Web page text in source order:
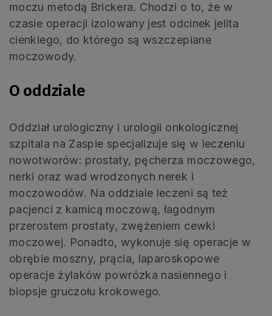
moczu metodą Brickera. Chodzi o to, że w
czasie operacji izolowany jest odcinek jelita
cienkiego, do którego są wszczepiane
moczowody.
O oddziale
Oddział urologiczny i urologii onkologicznej
szpitala na Zaspie specjalizuje się w leczeniu
nowotworów: prostaty, pęcherza moczowego,
nerki oraz wad wrodzonych nerek i
moczowodów. Na oddziale leczeni są też
pacjenci z kamicą moczową, łagodnym
przerostem prostaty, zwężeniem cewki
moczowej. Ponadto, wykonuje się operacje w
obrębie moszny, prącia, laparoskopowe
operacje żylaków powrózka nasiennego i
biopsje gruczołu krokowego.